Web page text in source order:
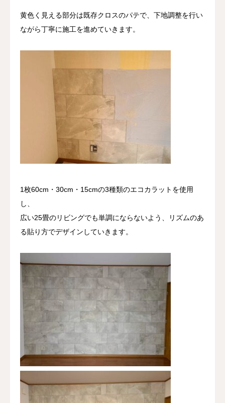
黄色く見える部分は既存クロスのパテで、下地調整を行い
ながら丁寧に施工を進めていきます。
1枚60cm・30cm・15cmの3種類のエコカラットを使用
し、
広い25畳のリビングでも単調にならないよう、リズムのあ
る貼り方でデザインしていきます。